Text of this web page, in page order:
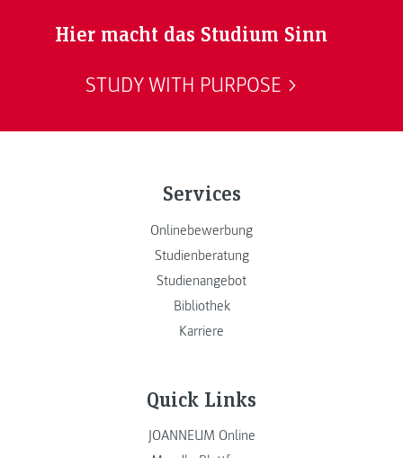
Hier macht das Studium Sinn
STUDY WITH PURPOSE
Services
Onlinebewerbung
Studienberatung
Studienangebot
Bibliothek
Karriere
Quick Links
JOANNEUM Online